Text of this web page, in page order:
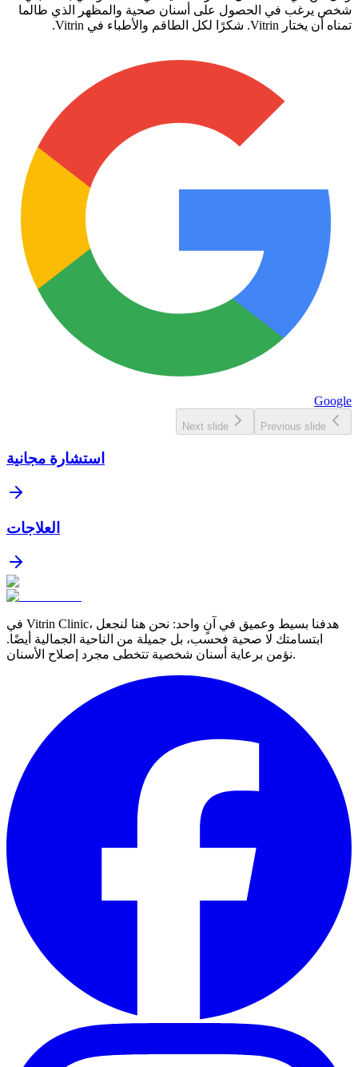
شخص يرغب في الحصول على أسنان صحية والمظهر الذي طالما
تمناه أن يختار Vitrin. شكرًا لكل الطاقم والأطباء في Vitrin.
Google
Previous slide
Next slide
استشارة مجانية
العلاجات
في Vitrin Clinic، هدفنا بسيط وعميق في آنٍ واحد: نحن هنا لنجعل
ابتسامتك لا صحية فحسب، بل جميلة من الناحية الجمالية أيضًا.
نؤمن برعاية أسنان شخصية تتخطى مجرد إصلاح الأسنان.